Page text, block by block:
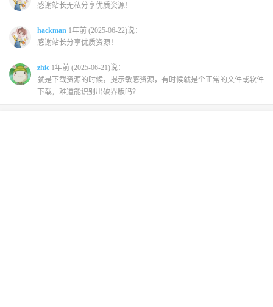
感谢站长无私分享优质资源！
hackman 1年前 (2025-06-22)说：
感谢站长分享优质资源！
zhic 1年前 (2025-06-21)说：
就是下载资源的时候，提示敏感资源，有时候就是个正常的文件或软件
下载，难道能识别出破界版吗？